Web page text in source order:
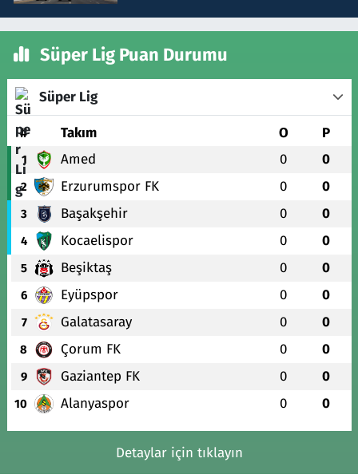
Süper Lig Puan Durumu
Süper Lig
# Takım O P
1 Amed 0 0
2 Erzurumspor FK 0 0
3 Başakşehir 0 0
4 Kocaelispor 0 0
5 Beşiktaş 0 0
6 Eyüpspor 0 0
7 Galatasaray 0 0
8 Çorum FK 0 0
9 Gaziantep FK 0 0
10 Alanyaspor 0 0
Detaylar için tıklayın